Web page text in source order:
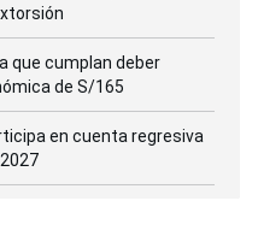
que cumplan deber
de S/165
en cuenta regresiva